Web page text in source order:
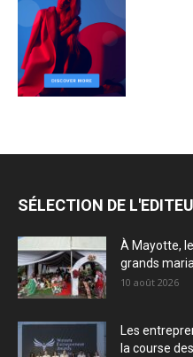
SÉLECTION DE
À Mayotte,
grands
10 août 2026
Les
la course